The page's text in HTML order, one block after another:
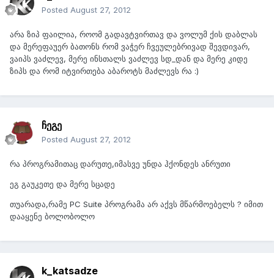
Posted August 27, 2012
არა ზიპ ფაილია, როომ გადავტვირთავ და ვოლუმ ქის დაბლას
და მერეფაუერ ბათონს რომ ვაჭერ ჩვეულებრივად შევდივარ,
ვაიპს ვაძლევ, მერე ინსთალს ვაძლევ სდ_დან და მერე კიდე
ზიპს და რომ იტვირთება აბაროტს მაძლევს რა :)
ჩეგე
Posted August 27, 2012
რა პროგრამითაც დარუთე,იმასვე უნდა ჰქონდეს ანრუთი
ეგ გაუკეთე და მერე სცადე
თუარადა,რამე PC Suite პროგრამა არ აქვს მწარმოებელს ? იმით
დააყენე ბოლობოლო
k_katsadze